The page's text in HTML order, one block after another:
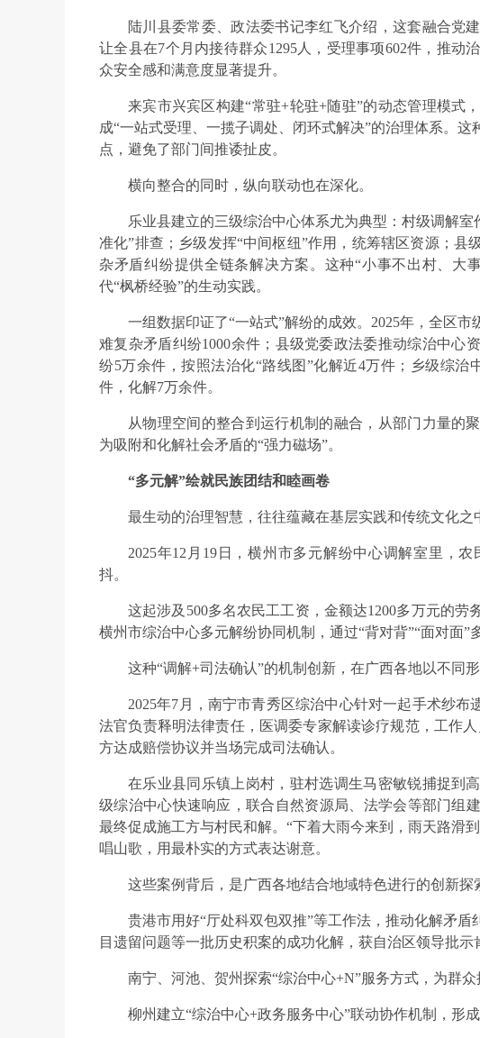
陆川县委常委、政法委书记李红飞介绍，这套融合党
让全县在7个月内接待群众1295人，受理事项602件，推动
众安全感和满意度显著提升。
来宾市兴宾区构建“常驻+轮驻+随驻”的动态管理模式
成“一站式受理、一揽子调处、闭环式解决”的治理体系。
点，避免了部门间推诿扯皮。
横向整合的同时，纵向联动也在深化。
乐业县建立的三级综治中心体系尤为典型：村级调解室
准化”排查；乡级发挥“中间枢纽”作用，统筹辖区资源；县
杂矛盾纠纷提供全链条解决方案。这种“小事不出村、大
代“枫桥经验”的生动实践。
一组数据印证了“一站式”解纷的成效。2025年，全区
难复杂矛盾纠纷1000余件；县级党委政法委推动综治中心
纷5万余件，按照法治化“路线图”化解近4万件；乡级综治
件，化解7万余件。
从物理空间的整合到运行机制的融合，从部门力量的
为吸附和化解社会矛盾的“强力磁场”。
“多元解”绘就民族团结和睦画卷
最生动的治理智慧，往往蕴藏在基层实践和传统文化之
2025年12月19日，横州市多元解纷中心调解室里，
抖。
这起涉及500多名农民工工资，金额达1200多万元的
横州市综治中心多元解纷协同机制，通过“背对背”“面对面”
这种“调解+司法确认”的机制创新，在广西各地以不同形
2025年7月，南宁市青秀区综治中心针对一起手术纱
法官负责释明法律责任，医调委专家解读诊疗规范，工作
方达成赔偿协议并当场完成司法确认。
在乐业县同乐镇上岗村，驻村选调生马密敏锐捕捉到
级综治中心快速响应，联合自然资源局、法学会等部门组
最终促成施工方与村民和解。“下着大雨今来到，雨天路
唱山歌，用最朴实的方式表达谢意。
这些案例背后，是广西各地结合地域特色进行的创新探
贵港市用好“厅处科双包双推”等工作法，推动化解矛
目遗留问题等一批历史积案的成功化解，获自治区领导批示
南宁、河池、贺州探索“综治中心+N”服务方式，为群众
柳州建立“综治中心+政务服务中心”联动协作机制，形